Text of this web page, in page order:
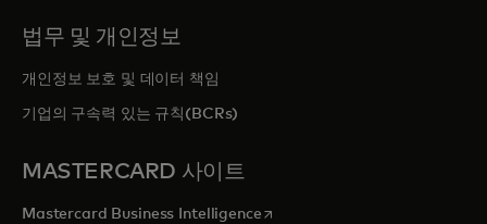
법무 및 개인정보
개인정보 보호 및 데이터 책임
기업의 구속력 있는 규칙(BCRs)
MASTERCARD 사이트
Mastercard Business Intelligence새 탭에서 열림